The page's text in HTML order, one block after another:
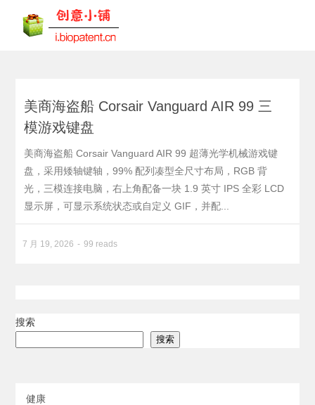
美商海盗船 Corsair Vanguard AIR 99 三
模游戏键盘
美商海盗船 Corsair Vanguard AIR 99 超薄光学机械游戏键
盘，采用矮轴键轴，99% 配列凑型全尺寸布局，RGB 背
光，三模连接电脑，右上角配备一块 1.9 英寸 IPS 全彩 LCD
显示屏，可显示系统状态或自定义 GIF，并配...
7 月 19, 2026 99 reads
搜索
搜索
健康